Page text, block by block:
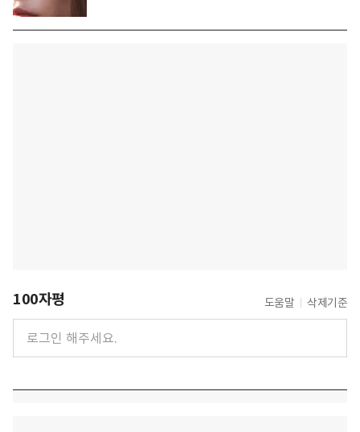
100자평 도움말 삭제기준